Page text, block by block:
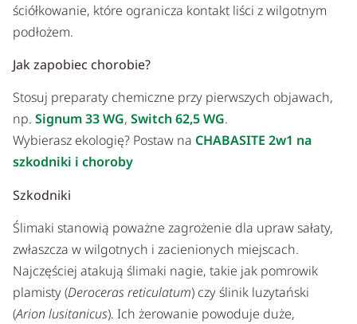
ściółkowanie, które ogranicza kontakt liści z wilgotnym
podłożem.
Jak zapobiec chorobie?
Stosuj preparaty chemiczne przy pierwszych objawach,
np. Signum 33 WG, Switch 62,5 WG.
Wybierasz ekologię? Postaw na CHABASITE 2w1 na
szkodniki i choroby
Szkodniki
Ślimaki stanowią poważne zagrożenie dla upraw sałaty,
zwłaszcza w wilgotnych i zacienionych miejscach.
Najczęściej atakują ślimaki nagie, takie jak pomrowik
plamisty (Deroceras reticulatum) czy ślinik luzytański
(Arion lusitanicus). Ich żerowanie powoduje duże,